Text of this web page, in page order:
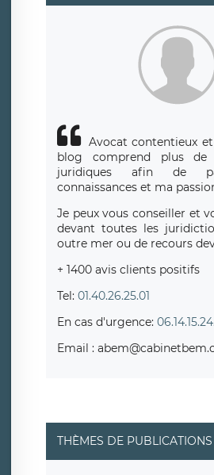
Avocat contentieux
blog comprend plus de
juridiques afin de
connaissances et ma
Je peux vous conseiller et
devant toutes les
outre mer ou de recours
+ 1400 avis clients positifs
Tel: 01.40.26.25.01
En cas d'urgence:
Email :
THÈMES DE PUBLICATIONS